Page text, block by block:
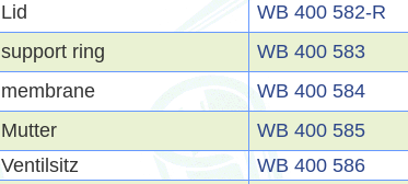
Lid
WB 400 582-R
support ring
WB 400 583
membrane
WB 400 584
Mutter
WB 400 585
Ventilsitz
WB 400 586